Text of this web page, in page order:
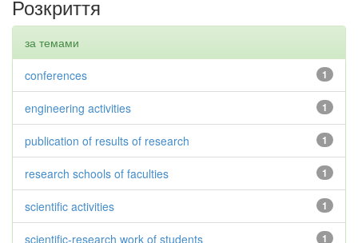
Розкриття
за темами
1
conferences
1
engineering activities
1
publication of results of research
1
research schools of faculties
1
scientific activities
1
scientific-research work of students